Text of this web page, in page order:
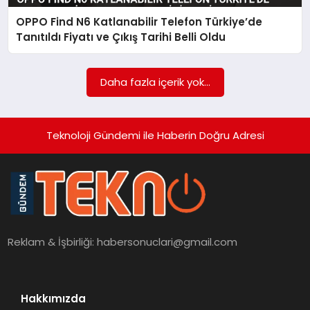
SAĞLIK
YAŞAM
OPPO Find N6 Katlanabilir Telefon Türkiye’de
Tanıtıldı Fiyatı ve Çıkış Tarihi Belli Oldu
Daha fazla içerik yok...
Teknoloji Gündemi ile Haberin Doğru Adresi
Reklam & İşbirliği:habersonuclari@gmail.com
Hakkımızda